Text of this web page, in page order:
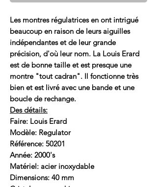
Les montres régulatrices en ont intrigué
beaucoup en raison de leurs aiguilles
indépendantes et de leur grande
précision, d'où leur nom. La Louis Erard
est de bonne taille et est presque une
montre "tout cadran". Il fonctionne très
bien et est livré avec une bande et une
boucle de rechange.
Des détails:
Faire: Louis Erard
Modèle: Regulator
Référence: 50201
Année: 2000's
Matériel: acier inoxydable
Dimensions: 40 mm